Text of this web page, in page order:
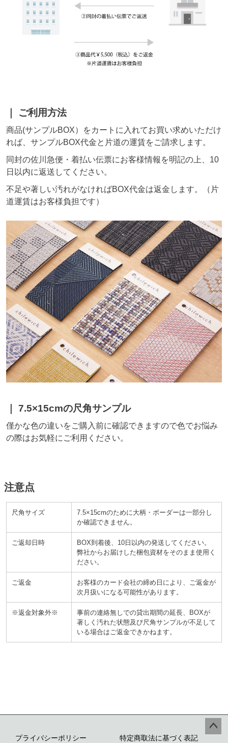
ご利用方法
商品(サンプルBOX）をカートに入れてお買い求めいただけ
れば、サンプルBOX代金と片道の運賃をご請求します。
同封の佐川急便・着払い伝票にお客様情報を明記の上、10
日以内に返送してください。
不足や著しい汚れがなければBOX代金は返金します。（片
道運賃はお客様負担です）
7.5×15cmの尺角サンプル
僅かな色の違いをご購入前に確認できますので色でお悩み
の際はお気軽にご利用ください。
注意点
尺角サイズ
7.5×15cmのために大柄・ボーダーは一部分し
か確認できません。
ご返却日時
BOX到着後、10日以内の発送してください。
弊社からお届けした梱包資材をそのまま使用く
ださい。
ご返金
お客様のカード会社の締め日により、ご返金が
次月扱いになる可能性があります。
※返金対象外※
事前の連絡無しでの貸出期間の延長、BOXが
著しく汚れた状態及び尺角サンプルが不足して
いる場合はご返金できかねます。
プライバシーポリシー 特定商取法に基づく表記